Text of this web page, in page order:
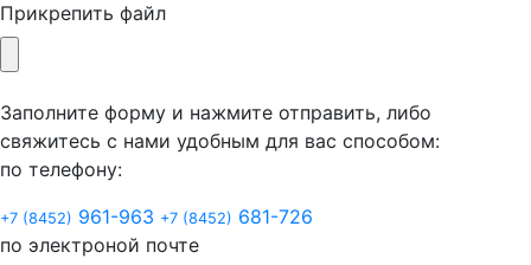
Прикрепить файл
Заполните форму и нажмите отправить, либо
свяжитесь с нами удобным для вас способом:
по телефону:
+7 (8452) 961-963 +7 (8452) 681-726
по электроной почте